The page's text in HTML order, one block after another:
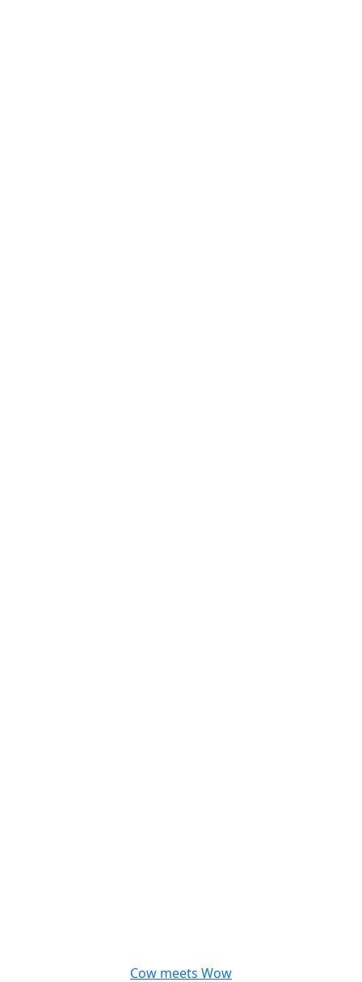
Cow meets Wow